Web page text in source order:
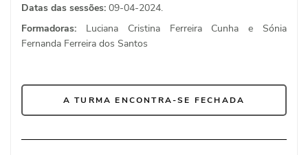
Datas das sessões: 09-04-2024.
Formadoras: Luciana Cristina Ferreira Cunha e Sónia
Fernanda Ferreira dos Santos
A TURMA ENCONTRA-SE FECHADA